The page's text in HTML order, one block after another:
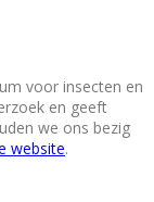
voor insecten en
en geeft
we ons bezig
website.